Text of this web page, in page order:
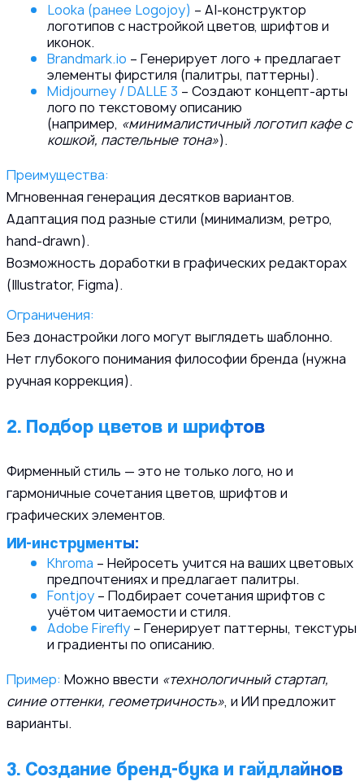
Looka (ранее Logojoy) – AI-конструктор
логотипов с настройкой цветов, шрифтов и
иконок.
Brandmark.io – Генерирует лого + предлагает
элементы фирстиля (палитры, паттерны).
Midjourney / DALLE 3 – Создают концепт-арты
лого по текстовому описанию
(например, «минималистичный логотип кафе с
кошкой, пастельные тона»).
Преимущества:
Мгновенная генерация десятков вариантов.
Адаптация под разные стили (минимализм, ретро,
hand-drawn).
Возможность доработки в графических редакторах
(Illustrator, Figma).
Ограничения:
Без донастройки лого могут выглядеть шаблонно.
Нет глубокого понимания философии бренда (нужна
ручная коррекция).
2. Подбор цветов и шрифтов
Фирменный стиль — это не только лого, но и
гармоничные сочетания цветов, шрифтов и
графических элементов.
ИИ-инструменты:
Khroma – Нейросеть учится на ваших цветовых
предпочтениях и предлагает палитры.
Fontjoy – Подбирает сочетания шрифтов с
учётом читаемости и стиля.
Adobe Firefly – Генерирует паттерны, текстуры
и градиенты по описанию.
Пример: Можно ввести «технологичный стартап,
синие оттенки, геометричность», и ИИ предложит
варианты.
3. Создание бренд-бука и гайдлайнов